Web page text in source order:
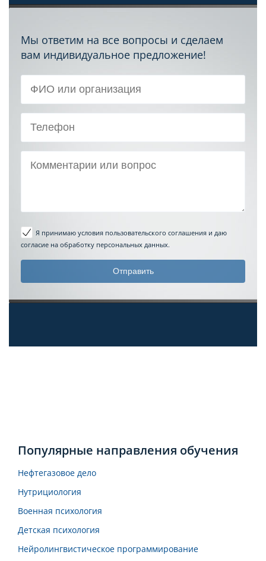
Мы ответим на все вопросы и сделаем
вам индивидуальное предложение!
Я принимаю условия пользовательского соглашения и даю
согласие на обработку персональных данных.
Популярные направления обучения
Нефтегазовое дело
Нутрициология
Военная психология
Детская психология
Нейролингвистическое программирование